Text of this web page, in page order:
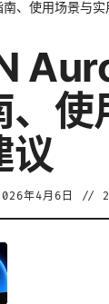
、使用场景与实
、使
议
年4月6日 // 2